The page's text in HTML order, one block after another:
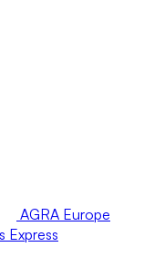
AGRA Europe
Express